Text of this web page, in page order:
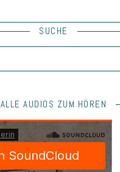
SUCHE
ALLE AUDIOS ZUM HÖREN